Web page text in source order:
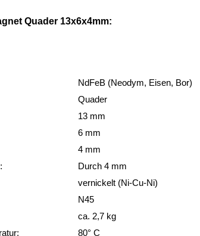
Quader 13x6x4mm:
NdFeB (Neodym, Eisen, Bor)
Quader
13 mm
6 mm
4 mm
Durch 4 mm
vernickelt (Ni-Cu-Ni)
N45
ca. 2,7 kg
80° C